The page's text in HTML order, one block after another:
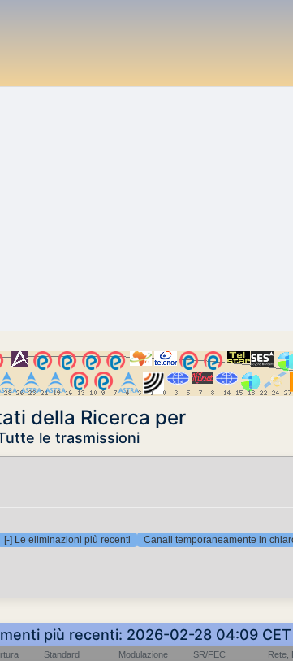
della Ricerca per
le trasmissioni
[-] Le eliminazioni più recenti Canali temporaneamente in
più recenti: 2026-02-28 04:09 CET
Standard Modulazione SR/FEC Rete,